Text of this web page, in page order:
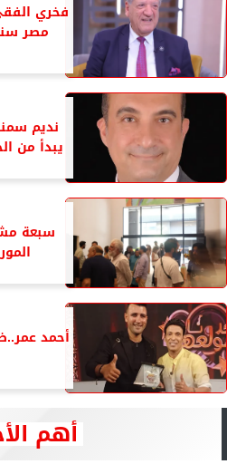
فخري
مصر
نديم
يبدأ من
سبعة
أحمد
أهم